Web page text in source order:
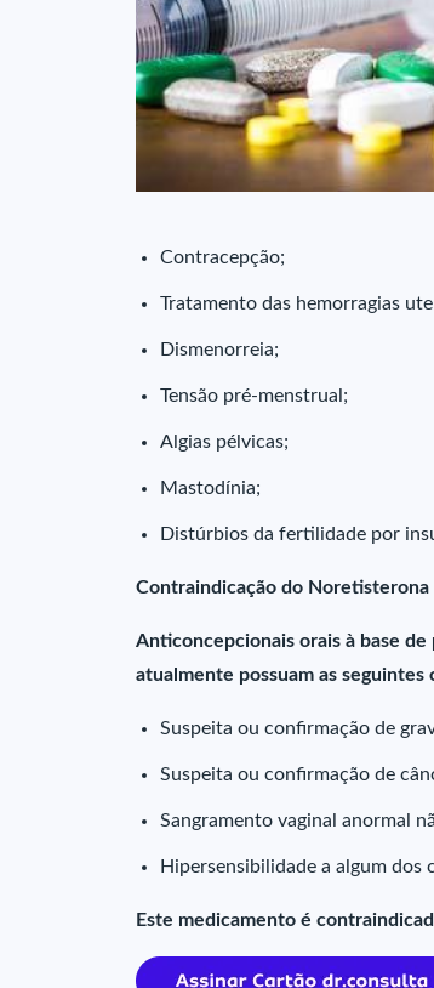
Contracepção;
Tratamento das hemorragias
Dismenorreia;
Tensão pré-menstrual;
Algias pélvicas;
Mastodínia;
Distúrbios da fertilidade por
Contraindicação do Noretisterona
Anticoncepcionais orais à base
atualmente possuam as seguintes
Suspeita ou confirmação de
Suspeita ou confirmação de
Sangramento vaginal anormal
Hipersensibilidade a algum dos
Este medicamento é